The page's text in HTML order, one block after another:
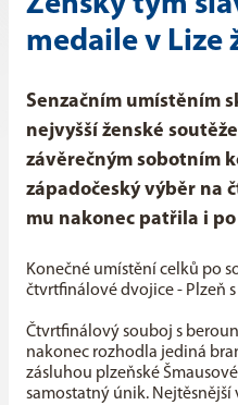
medaile v Lize
Senzačním umístěním
nejvyšší ženské
závěrečným sobotním
západočeský výběr na
mu nakonec patřila i
Konečné umístění celků po
čtvrtfinálové dvojice - Plzeň
Čtvrtfinálový souboj s
nakonec rozhodla jediná
zásluhou plzeňské
samostatný únik.